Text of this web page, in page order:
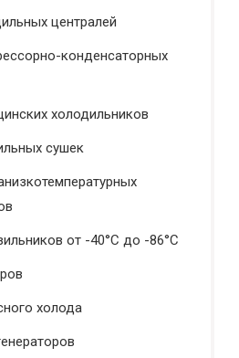
централей
конденсаторных
холодильников
сушек
от -40°C до -86°C
холода